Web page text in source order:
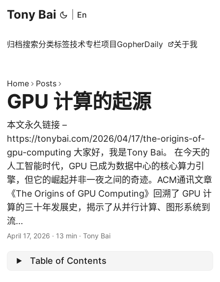
Tony Bai En
归档搜索分类标签技术专栏项目 GopherDaily 关于我
Home Posts
GPU 计算的起源
本文永久链接 –
https://tonybai.com/2026/04/17/the-origins-of-
gpu-computing 大家好，我是Tony Bai。 在今天的
人工智能时代，GPU 已成为数据中心的核心算力引
擎，但它的崛起并非一夜之间的奇迹。ACM通讯文章
《The Origins of GPU Computing》回溯了 GPU 计
算的三十年发展史，揭示了从并行计算、图形系统到
流...
April 17, 2026 · 13 min · Tony Bai
Table of Contents